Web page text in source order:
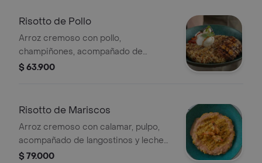
Risotto de Pollo
Arroz cremoso con pollo,
champiñones, acompañado de
tomates confitados, burrata y
$ 63.900
Risotto de Mariscos
Arroz cremoso con calamar, pulpo,
acompañado de langostinos y leche
de tigre.
$ 79.000